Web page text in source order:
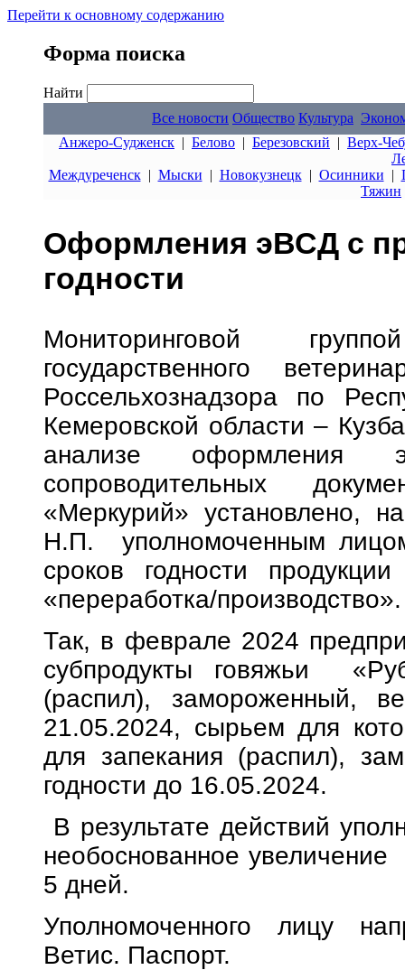
Перейти к основному содержанию
Форма поиска
Найти
Все новости Общество Культура
Анжеро-Судженск | Белово | Березовский | Верх-
Междуреченск| Мыски | Новокузнецк| Осинники |
Тяжин
Оформления эВСД с
годности
Мониторинговой
государственного
Россельхознадзора по
Кемеровской области –
анализе оформления
сопроводительных
«Меркурий» установлено,
Н.П. уполномоченным
сроков годности
«переработка/производство».
Так, в феврале 2024
субпродукты говяжьи
(распил), замороженный,
21.05.2024, сырьем для
для запекания (распил),
годности до 16.05.2024.
В результате действий
необоснованное увеличение
5 дней.
Уполномоченного лицу
Ветис. Паспорт.